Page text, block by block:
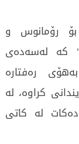
بۆ رۆمانوس و
کە لەسەدەی
رەفتارە
کراوە، لە
دەکات لە کاتی